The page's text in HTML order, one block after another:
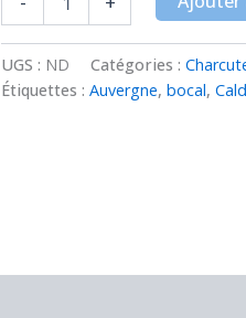
UGS : ND Catégories :
Étiquettes : Auvergne, bocal,